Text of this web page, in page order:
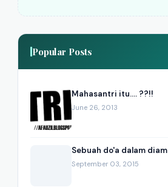
Popular Posts
Mahasantri itu.... ??!!
June 26, 2013
Sebuah do'a dalam diam
September 03, 2015